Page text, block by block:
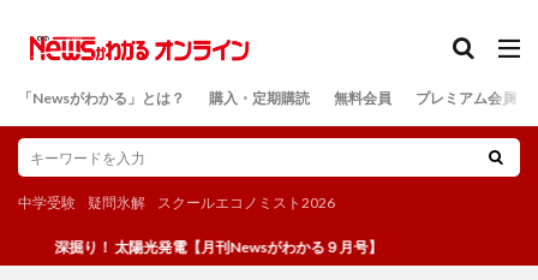
「Newsがわかる」とは？ 購入・定期購読 無料会員 プレミアム会員
中学受験 疑問氷解 スクールエコノミスト2026
り！ 太陽光発電【月刊Newsがわかる９月号】
検索